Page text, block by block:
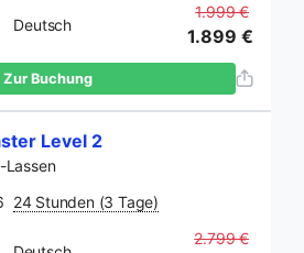
Deutsch
1.999 €
1.899 €
Zur Buchung
Level 2
Lassen
24 Stunden (3 Tage)
2.799 €